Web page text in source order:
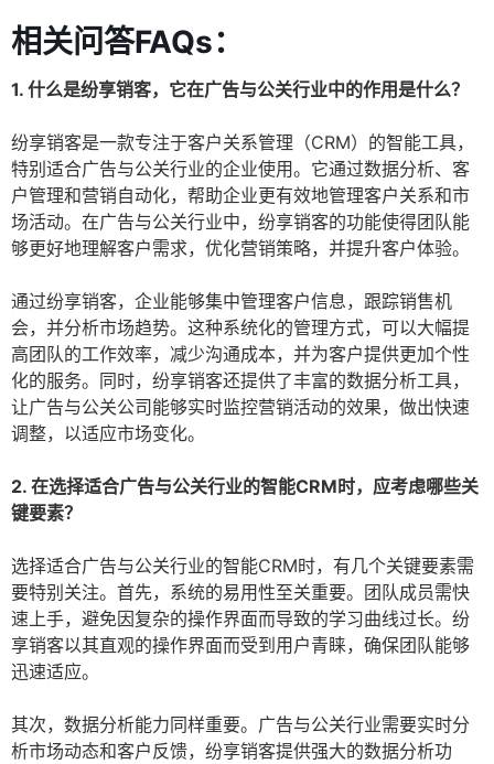
相关问答FAQs：
1. 什么是纷享销客，它在广告与公关行业中的作用是什么？
纷享销客是一款专注于客户关系管理（CRM）的智能工具，
特别适合广告与公关行业的企业使用。它通过数据分析、客
户管理和营销自动化，帮助企业更有效地管理客户关系和市
场活动。在广告与公关行业中，纷享销客的功能使得团队能
够更好地理解客户需求，优化营销策略，并提升客户体验。
通过纷享销客，企业能够集中管理客户信息，跟踪销售机
会，并分析市场趋势。这种系统化的管理方式，可以大幅提
高团队的工作效率，减少沟通成本，并为客户提供更加个性
化的服务。同时，纷享销客还提供了丰富的数据分析工具，
让广告与公关公司能够实时监控营销活动的效果，做出快速
调整，以适应市场变化。
2. 在选择适合广告与公关行业的智能CRM时，应考虑哪些关
键要素？
选择适合广告与公关行业的智能CRM时，有几个关键要素需
要特别关注。首先，系统的易用性至关重要。团队成员需快
速上手，避免因复杂的操作界面而导致的学习曲线过长。纷
享销客以其直观的操作界面而受到用户青睐，确保团队能够
迅速适应。
其次，数据分析能力同样重要。广告与公关行业需要实时分
析市场动态和客户反馈，纷享销客提供强大的数据分析功